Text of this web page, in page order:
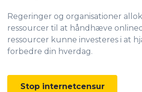
Regeringer og organisationer
ressourcer til at håndhæve
ressourcer kunne investeres i at
forbedre din hverdag.
Stop internetcensur